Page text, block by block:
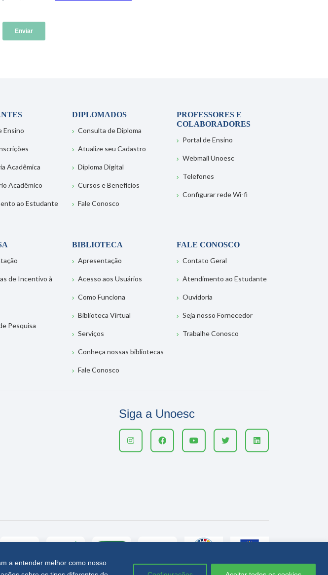
a entender melhor como nosso
Ensino
Acadêmica
Acadêmico
ao Estudante
DIPLOMADOS
Consulta de Diploma
Atualize seu Cadastro
Diploma Digital
Cursos e Benefícios
Fale Conosco
PROFESSORES E
COLABORADORES
Portal de Ensino
Webmail Unoesc
Telefones
Configurar rede Wi-fi
de Incentivo à
Pesquisa
BIBLIOTECA
Apresentação
Acesso aos Usuários
Como Funciona
Biblioteca Virtual
Serviços
Conheça nossas bibliotecas
Fale Conosco
FALE CONOSCO
Contato Geral
Atendimento ao Estudante
Ouvidoria
Seja nosso Fornecedor
Trabalhe Conosco
Siga a Unoesc